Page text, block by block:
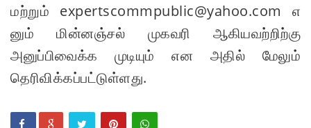
செய்ய
மலேசிய -
சர்வதேச
ருடன்
மற்றும் expertscommpublic@yahoo.com எ
னும் மின்னஞ்சல் முகவரி ஆகியவற்றிற்கு
அனுப்பிவைக்க முடியும் என அதில் மேலும்
தெரிவிக்கப்பட்டுள்ளது.